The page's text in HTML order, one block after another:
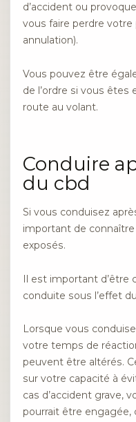
d’accident ou
vous faire perdre
annulation).
Vous pouvez être
de l’ordre si vous êtes
route au volant.
Conduire
du cbd
Si vous conduisez
important de
exposés.
Il est important d’être
conduite sous l’effet
Lorsque vous
votre temps de
peuvent être altérés.
sur votre capacité à
cas d’accident grave,
pourrait être engagée,